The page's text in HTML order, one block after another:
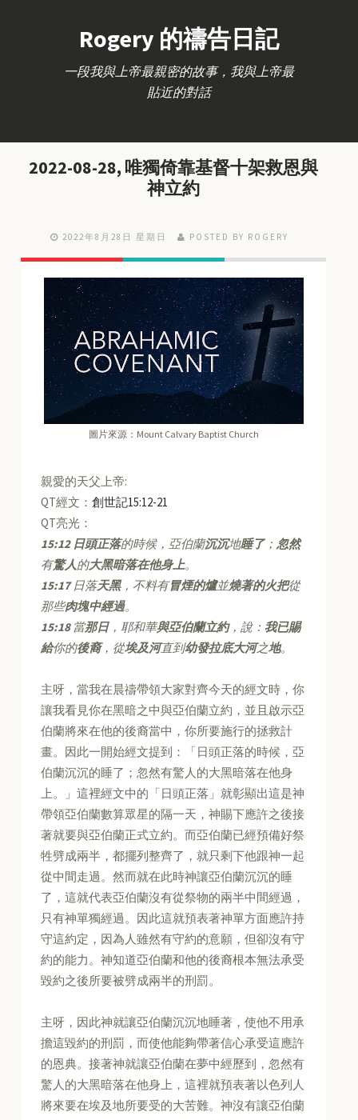
Rogery 的禱告日記
一段我與上帝最親密的故事，我與上帝最
貼近的對話
2022-08-28, 唯獨倚靠基督十架救恩與
神立約
2022年8月28日 星期日 POSTED BY ROGERY
圖片來源：Mount Calvary Baptist Church
親愛的天父上帝:
QT經文：創世記15:12-21
QT亮光：
15:12 日頭正落的時候，亞伯蘭沉沉地睡了；忽然
有驚人的大黑暗落在他身上。
15:17日落天黑，不料有冒煙的爐並燒著的火把從
那些肉塊中經過。
15:18當那日，耶和華與亞伯蘭立約，說： 我已賜
給你的後裔，從埃及河直到幼發拉底大河之地。
主呀，當我在晨禱帶領大家對齊今天的經文時，你
讓我看見你在黑暗之中與亞伯蘭立約，並且啟示亞
伯蘭將來在他的後裔當中，你所要施行的拯救計
畫。因此一開始經文提到：「日頭正落的時候，亞
伯蘭沉沉的睡了；忽然有驚人的大黑暗落在他身
上。」這裡經文中的「日頭正落」就彰顯出這是神
帶領亞伯蘭數算眾星的隔一天，神賜下應許之後接
著就要與亞伯蘭正式立約。而亞伯蘭已經預備好祭
牲劈成兩半，都擺列整齊了，就只剩下他跟神一起
從中間走過。然而就在此時神讓亞伯蘭沉沉的睡
了，這就代表亞伯蘭沒有從祭物的兩半中間經過，
只有神單獨經過。因此這就預表著神單方面應許持
守這約定，因為人雖然有守約的意願，但卻沒有守
約的能力。神知道亞伯蘭和他的後裔根本無法承受
毀約之後所要被劈成兩半的刑罰。
主呀，因此神就讓亞伯蘭沉沉地睡著，使他不用承
擔這毀約的刑罰，而使他能夠帶著信心承受這應許
的恩典。接著神就讓亞伯蘭在夢中經歷到，忽然有
驚人的大黑暗落在他身上，這裡就預表著以色列人
將來要在埃及地所要受的大苦難。神沒有讓亞伯蘭